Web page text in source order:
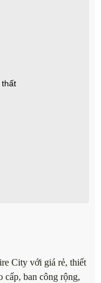
City với giá rẻ, thiết
cấp, ban công rộng,